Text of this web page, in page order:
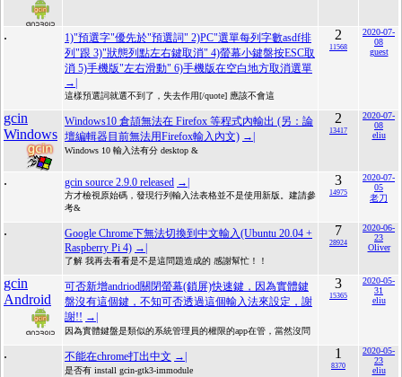
.
1)"預選字"優先於"預選詞" 2)PC"選單每列字數asdf排
列"跟 3)"狀態列點左右鍵取消" 4)螢幕小鍵盤按ESC取
消 5)手機版"左右滑動" 6)手機版在空白地方取消選單
→|
這樣預選詞就選不到了，失去作用[/quote] 應該不會這
2
11568
2020-07-
08
guest
gcin
Windows
Windows10 倉頡無法在 Firefox 等程式內輸出 (另：論
壇編輯器目前無法用Firefox輸入內文) →|
Windows 10 輸入法有分 desktop &
2
13417
2020-07-
08
eliu
. gcin source 2.9.0 released →|
方才檢視原始碼，發現行列輸入法表格並不是使用新版。建請參
考&
3
14975
2020-07-
05
老刀
.
Google Chrome下無法切換到中文輸入(Ubuntu 20.04 +
Raspberry Pi 4) →|
了解 我再去看看是不是這問題造成的 感謝幫忙！！
7
28924
2020-06-
23
Oliver
gcin
Android
可否新增andriod關閉螢幕(鎖屏)快速鍵，因為實體鍵
盤沒有這個鍵，不知可否透過這個輸入法來設定，謝
謝!! →|
因為實體鍵盤是類似的系統管理員的權限的app在管，當然沒問
3
15365
2020-05-
31
eliu
. 不能在chrome打出中文 →|
是否有 install gcin-gtk3-immodule
1
8370
2020-05-
23
eliu